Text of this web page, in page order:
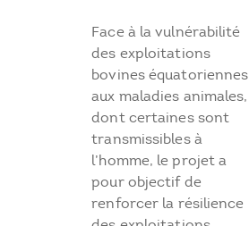
Face à la vulnérabilité
des exploitations
bovines équatoriennes
aux maladies animales,
dont certaines sont
transmissibles à
l’homme, le projet a
pour objectif de
renforcer la résilience